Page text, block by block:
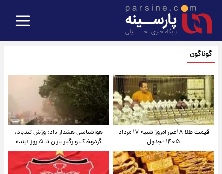
گوناگون
قیمت طلا ۱۸عیار امروز شنبه ۱۷ مرداد
۱۴۰۵ +جدول
هواشناسی هشدار داد: وزش تندباد،
گردوخاک و رگبار باران تا ۵ روز آینده